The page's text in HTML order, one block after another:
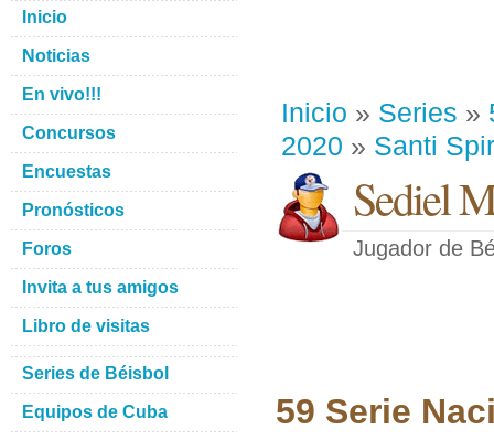
Inicio » Series »
2020 » Santi
Sediel
Jugador de
59 Serie
Inicio
Noticias
En vivo!!!
Concursos
Encuestas
Pronósticos
Foros
Invita a tus amigos
Libro de visitas
Series de Béisbol
Equipos de Cuba